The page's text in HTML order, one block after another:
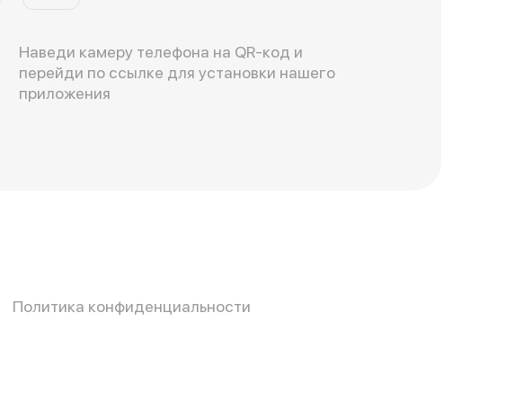
Наведи камеру телефона на QR-код и
перейди по ссылке для установки нашего
приложения
Политика конфиденциальности